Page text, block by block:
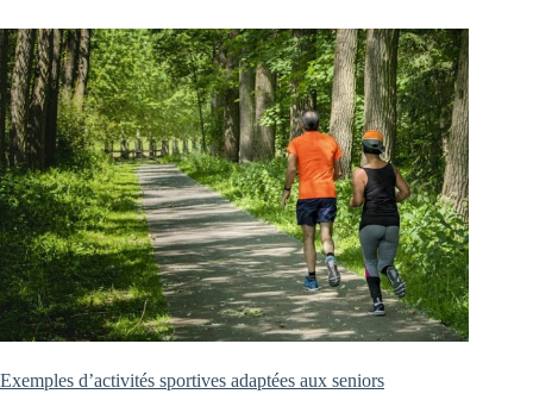
Exemples d’activités sportives adaptées aux seniors